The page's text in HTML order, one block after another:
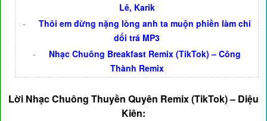
Lê, Karik
-
Thôi em đừng nặng lòng anh ta muộn phiền làm chi
dối trá MP3
-
Nhạc Chuông Breakfast Remix (TikTok) – Công
Thành Remix
Lời Nhạc Chuông Thuyền Quyên Remix (TikTok) – Diệu
Kiên: